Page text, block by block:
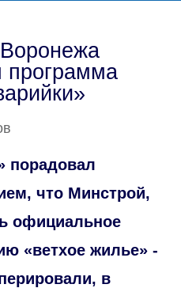
программа
порадовал
что Минстрой,
официальное
«ветхое жилье» -
в